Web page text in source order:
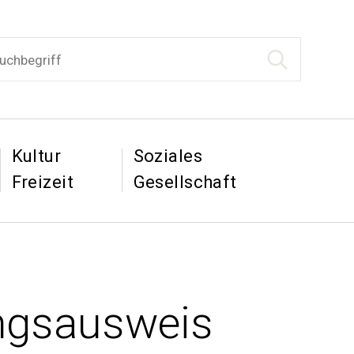
Suche starten
Kultur&
Freizeit
Soziales
Gesellschaft